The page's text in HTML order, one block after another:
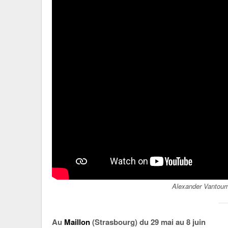
Alexander
Au Maillon(Strasbourg) du 29 mai au 8 juin